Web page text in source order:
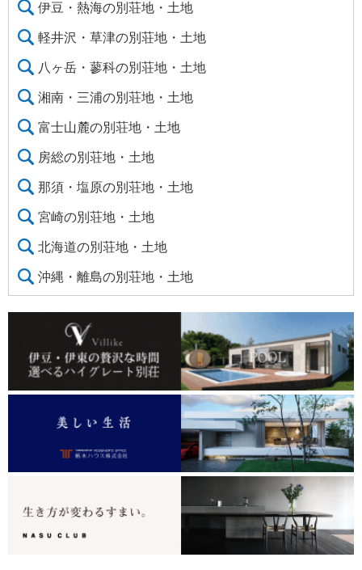
伊豆・熱海の別荘地・土地
軽井沢・草津の別荘地・土地
八ヶ岳・蓼科の別荘地・土地
湘南・三浦の別荘地・土地
富士山麓の別荘地・土地
房総の別荘地・土地
那須・塩原の別荘地・土地
宮崎の別荘地・土地
北海道の別荘地・土地
沖縄・離島の別荘地・土地